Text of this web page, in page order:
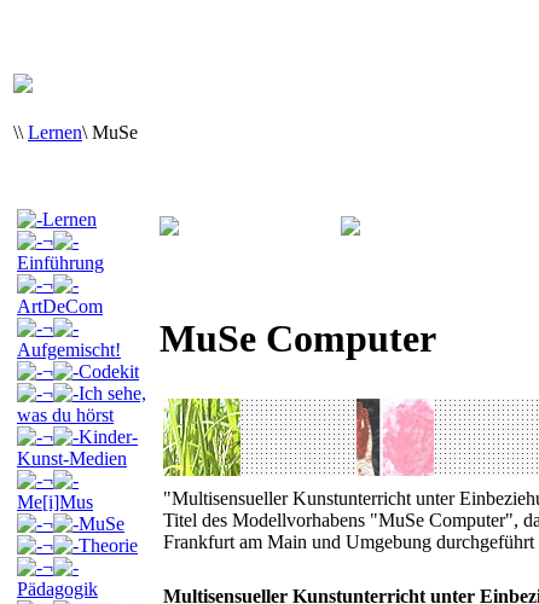
\\ Lernen\ MuSe
Lernen
¬
Einführung
¬
ArtDeCom
¬
Aufgemischt!
¬
Codekit
¬
Ich sehe,
was du hörst
¬
Kinder-
Kunst-Medien
¬
Me[i]Mus
¬
MuSe
¬
Theorie
¬
Pädagogik
MuSe Computer
"Multisensueller Kunstunterricht unter
Titel des Modellvorhabens "MuSe Computer",
Frankfurt am Main und Umgebung durchgeführt
Multisensueller Kunstunterricht unter